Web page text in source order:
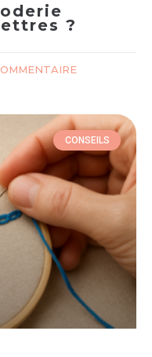
?
CONSEILS